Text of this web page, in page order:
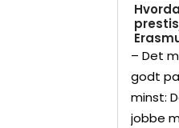
– Det
godt
minst:
jobbe